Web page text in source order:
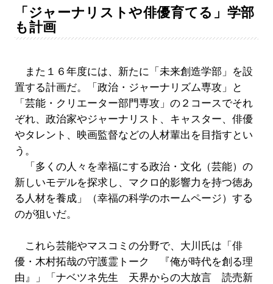
「ジャーナリストや俳優育てる」学部
も計画
また１６年度には、新たに「未来創造学部」を設
置する計画だ。「政治・ジャーナリズム専攻」と
「芸能・クリエーター部門専攻」の２コースでそれ
ぞれ、政治家やジャーナリスト、キャスター、俳優
やタレント、映画監督などの人材輩出を目指すとい
う。
「多くの人々を幸福にする政治・文化（芸能）の
新しいモデルを探求し、マクロ的影響力を持つ徳あ
る人材を養成」（幸福の科学のホームページ）する
のが狙いだ。
これら芸能やマスコミの分野で、大川氏は「俳
優・木村拓哉の守護霊トーク 『俺が時代を創る理
由』」「ナベツネ先生 天界からの大放言 読売新